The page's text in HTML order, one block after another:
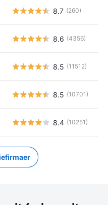
8.7 (260)
8.6 (4356)
8.5 (11512)
8.5 (10701)
8.4 (10251)